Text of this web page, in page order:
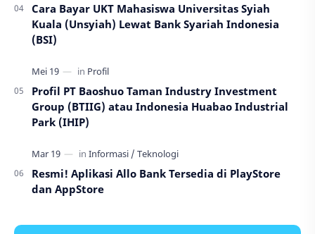
Cara Bayar UKT Mahasiswa Universitas Syiah
Kuala (Unsyiah) Lewat Bank Syariah Indonesia
(BSI)
Profil PT Baoshuo Taman Industry Investment
Group (BTIIG) atau Indonesia Huabao Industrial
Park (IHIP)
Resmi! Aplikasi Allo Bank Tersedia di PlayStore
dan AppStore